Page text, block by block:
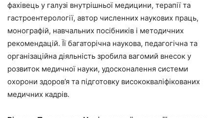
фахівець у галузі внутрішньої медицини, терапії та
гастроентерології, автор численних наукових праць,
монографій, навчальних посібників і методичних
рекомендацій. Її багаторічна наукова, педагогічна та
організаційна діяльність зробила вагомий внесок у
розвиток медичної науки, удосконалення системи
охорони здоров’я та підготовку висококваліфікованих
медичних кадрів.